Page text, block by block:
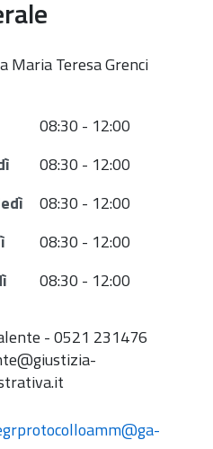
Maria Teresa Grenci
08:30 - 12:00
08:30 - 12:00
08:30 - 12:00
08:30 - 12:00
08:30 - 12:00
- 0521 231476